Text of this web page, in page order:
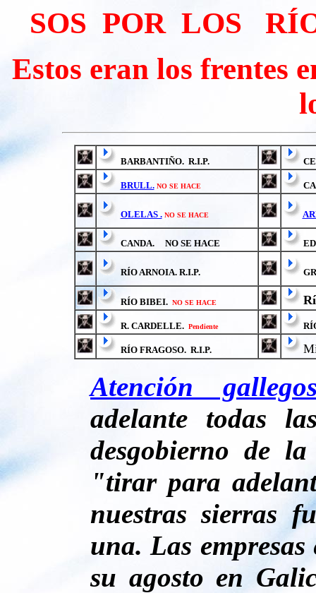
SOS POR LOS
Estos eran los frentes
BARBANTIÑO. R.I.P.
BRULL. NO SE HACE
OLELAS . NO SE HACE
CANDA. NO SE HACE
RÍO ARNOIA. R.I.P.
RÍO BIBEI. NO SE HACE
R. CARDELLE. Pendiente
RÍO FRAGOSO. R.I.P.
Atención
adelante todas
desgobierno de
"tirar para
nuestras sierras
una. Las
su agosto en